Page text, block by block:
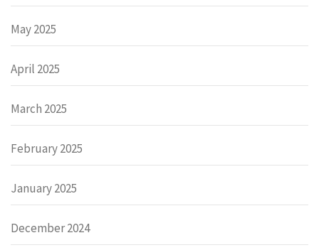
May 2025
April 2025
March 2025
February 2025
January 2025
December 2024